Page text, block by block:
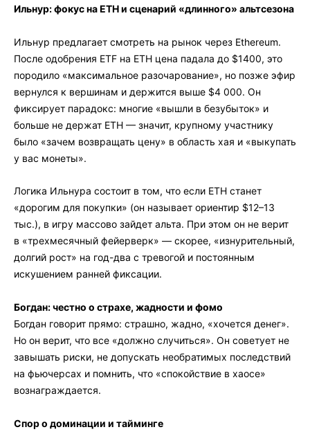
Ильнур: фокус на ETH и сценарий «длинного» альтсезона
Ильнур предлагает смотреть на рынок через Ethereum.
После одобрения ETF на ETH цена падала до $1400, это
породило «максимальное разочарование», но позже эфир
вернулся к вершинам и держится выше $4 000. Он
фиксирует парадокс: многие «вышли в безубыток» и
больше не держат ETH — значит, крупному участнику
было «зачем возвращать цену» в область хая и «выкупать
у вас монеты».
Логика Ильнура состоит в том, что если ETH станет
«дорогим для покупки» (он называет ориентир $12–13
тыс.), в игру массово зайдет альта. При этом он не верит
в «трехмесячный фейерверк» — скорее, «изнурительный,
долгий рост» на год-два с тревогой и постоянным
искушением ранней фиксации.
Богдан: честно о страхе, жадности и фомо
Богдан говорит прямо: страшно, жадно, «хочется денег».
Но он верит, что все «должно случиться». Он советует не
завышать риски, не допускать необратимых последствий
на фьючерсах и помнить, что «спокойствие в хаосе»
вознаграждается.
Спор о доминации и тайминге